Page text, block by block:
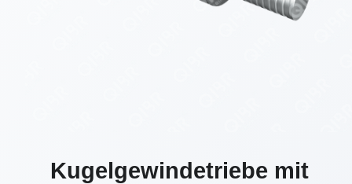
Kugelgewindetriebe mit